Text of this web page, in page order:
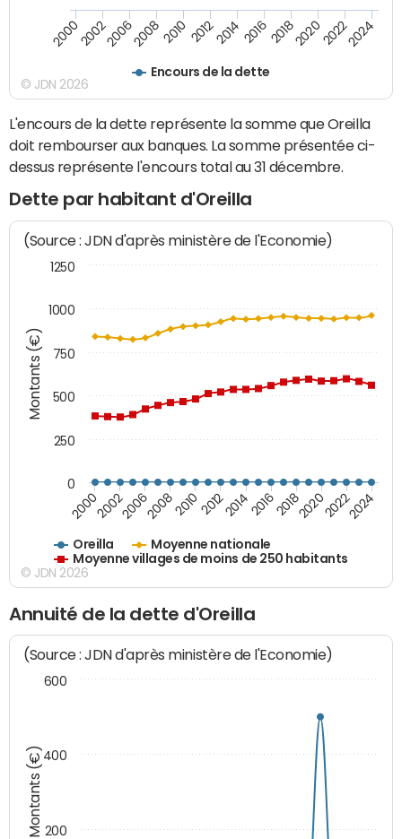
Encours de la dette
20002002200620082010 2012201420162018202020222024
© JDN 2026
L'encours de la dette représente la somme que Oreilla
doit rembourser aux banques. La somme présentée ci-
dessus représente l'encours total au 31 décembre.
Dette par habitant d'Oreilla
Montants (€)
(Source : JDN d'après ministère de l'Economie)
Oreilla
Moyenne nationale
Moyenne villages de moins de 250 habitants
200020022006200820102012201420162018202020222024
0
250
500
750
1000
1250
© JDN 2026
Annuité de la dette d'Oreilla
Montants (€)
(Source : JDN d'après ministère de l'Economie)
200
400
600